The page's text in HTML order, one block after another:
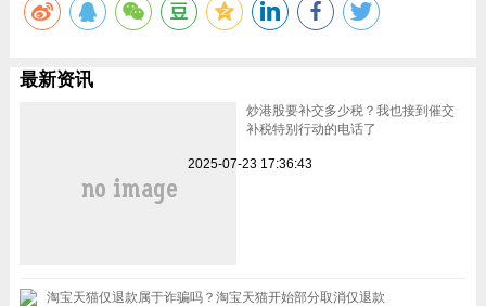
最新资讯
炒港股要补交多少税？我也接到催交
补税特别行动的电话了
2025-07-23 17:36:43
淘宝天猫仅退款属于诈骗吗？淘宝天猫开始部分取消仅退款